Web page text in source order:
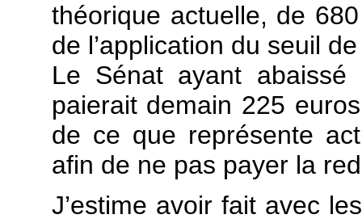
théorique actuelle, de
de l’application du seuil
Le Sénat ayant abaissé
paierait demain 225
de ce que représente
afin de ne pas payer la
J’estime avoir fait avec